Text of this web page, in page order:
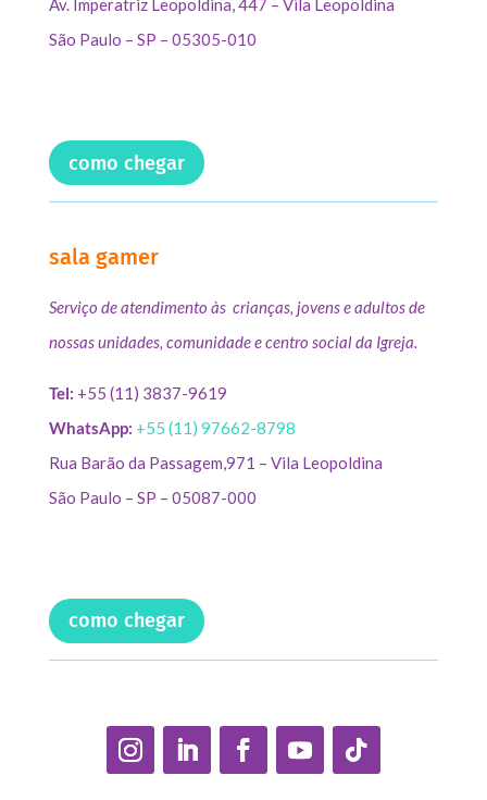
Av. Imperatriz Leopoldina, 447 – Vila Leopoldina
São Paulo – SP – 05305-010
como chegar
sala gamer
Serviço de atendimento às crianças, jovens e adultos de
nossas unidades, comunidade e centro social da Igreja.
Tel: +55 (11) 3837-9619
WhatsApp: +55 (11) 97662-8798
Rua Barão da Passagem,971 – Vila Leopoldina
São Paulo – SP – 05087-000
como chegar